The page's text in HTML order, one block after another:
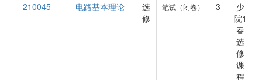
210045
电路基本理论
选
修
笔试（闭卷） 3
少
院1
春
选
修
课
程